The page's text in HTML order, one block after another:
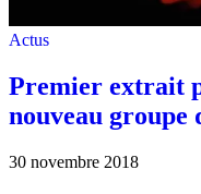
Actus
Premier extrait
nouveau groupe
30 novembre 2018